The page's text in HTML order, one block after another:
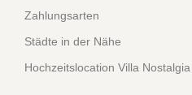
Zahlungsarten
Städte in der Nähe
Hochzeitslocation Villa Nostalgia